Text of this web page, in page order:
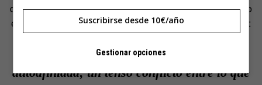
desesperante. Lamúsica debe ser ruido rosa, tal y como
escribe
Jorge WagensbergenLa rebelión de las formas :
Es el gozo de la música: resolver la
autoafinidad; un tenso conflicto entre lo que
Suscribirse desde 10€/año
Gestionar opciones